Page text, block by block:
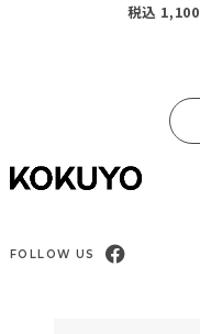
税込 1,100
FOLLOW US